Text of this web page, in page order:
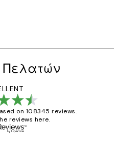
Πελατών
on 108345 reviews.
reviews here.